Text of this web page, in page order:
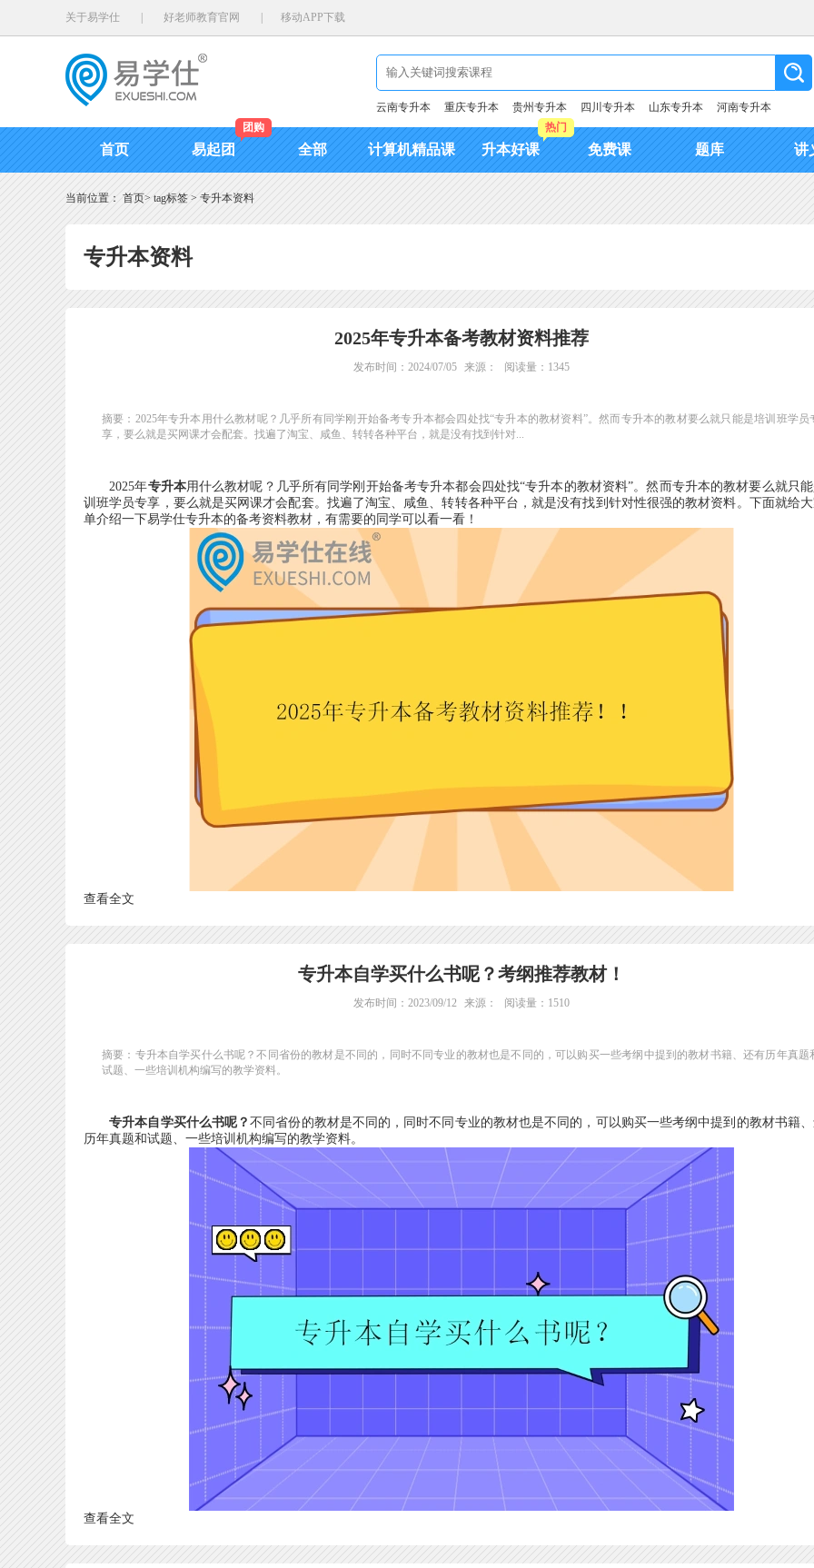
关于易学仕 好老师教育官网 移动APP下载
云南专升本 重庆专升本 贵州专升本 四川专升本 山东专升本 河南专升本
首页 易起团
团购
全部 计算机精品课 升本好课
热门
免费课 题库 讲
当前位置： 首页> tag标签 > 专升本资料
专升本资料
2025年专升本备考教材资料推荐
发布时间：2024/07/05 来源： 阅读量：1345
摘要：2025年专升本用什么教材呢？几乎所有同学刚开始备考专升本都会四处找“专升本的教材资料”。然而专升本的教材要么就只能是培训班学员
享，要么就是买网课才会配套。找遍了淘宝、咸鱼、转转各种平台，就是没有找到针对...
2025年专升本用什么教材呢？几乎所有同学刚开始备考专升本都会四处找“专升本的教材资料”。然而专升本的教材要么就只
训班学员专享，要么就是买网课才会配套。找遍了淘宝、咸鱼、转转各种平台，就是没有找到针对性很强的教材资料。下面就给
单介绍一下易学仕专升本的备考资料教材，有需要的同学可以看一看！
查看全文
专升本自学买什么书呢？考纲推荐教材！
发布时间：2023/09/12 来源： 阅读量：1510
摘要：专升本自学买什么书呢？不同省份的教材是不同的，同时不同专业的教材也是不同的，可以购买一些考纲中提到的教材书籍、还有历年真题
试题、一些培训机构编写的教学资料。
专升本自学买什么书呢？不同省份的教材是不同的，同时不同专业的教材也是不同的，可以购买一些考纲中提到的教材书籍
历年真题和试题、一些培训机构编写的教学资料。
查看全文